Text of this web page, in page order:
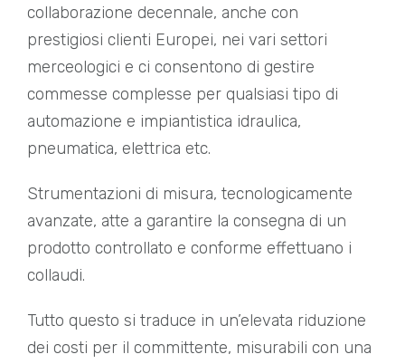
collaborazione decennale, anche con
prestigiosi clienti Europei, nei vari settori
merceologici e ci consentono di gestire
commesse complesse per qualsiasi tipo di
automazione e impiantistica idraulica,
pneumatica, elettrica etc.
Strumentazioni di misura, tecnologicamente
avanzate, atte a garantire la consegna di un
prodotto controllato e conforme effettuano i
collaudi.
Tutto questo si traduce in un’elevata riduzione
dei costi per il committente, misurabili con una